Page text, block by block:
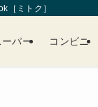
［ミトク］
パー コンビニ